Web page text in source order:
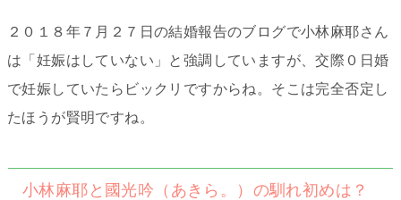
２０１８年７月２７日の結婚報告のブログで小林麻耶さん
は「妊娠はしていない」と強調していますが、交際０日婚
で妊娠していたらビックリですからね。そこは完全否定し
たほうが賢明ですね。
小林麻耶と國光吟（あきら。）の馴れ初めは？